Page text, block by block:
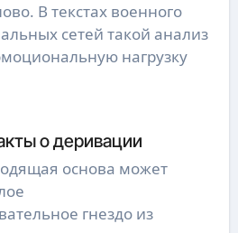
В текстах военного
сетей такой анализ
нагрузку
о деривации
основа может
гнездо из